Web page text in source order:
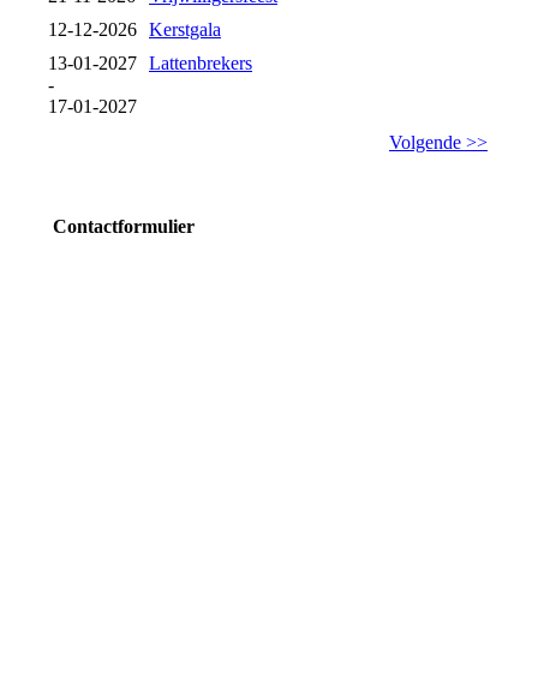
12-12-2026 Kerstgala
13-01-2027
-
17-01-2027
Lattenbrekers
Volgende >>
Contactformulier